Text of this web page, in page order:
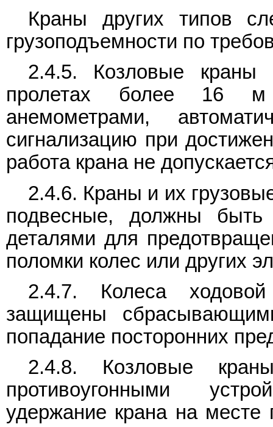
Краны других типов
грузоподъемности по
2.4.5. Козловые
пролетах более 16 м
анемометрами,
сигнализацию при
работа крана не
2.4.6. Краны и их
подвесные, должны быть
деталями для
поломки колес или других
2.4.7. Колеса
защищены
попадание посторонних
2.4.8. Козловые
противоугонными
удержание крана на месте